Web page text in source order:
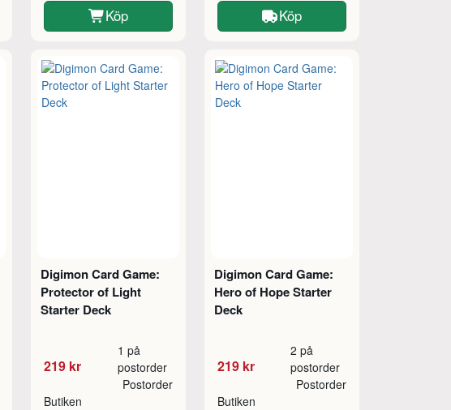
Köp Köp
Digimon Card Game:
Protector of Light
Starter Deck
219 kr
1 på
postorder
Butiken
Postorder
Digimon Card Game:
Hero of Hope Starter
Deck
219 kr
2 på
postorder
Butiken
Postorder